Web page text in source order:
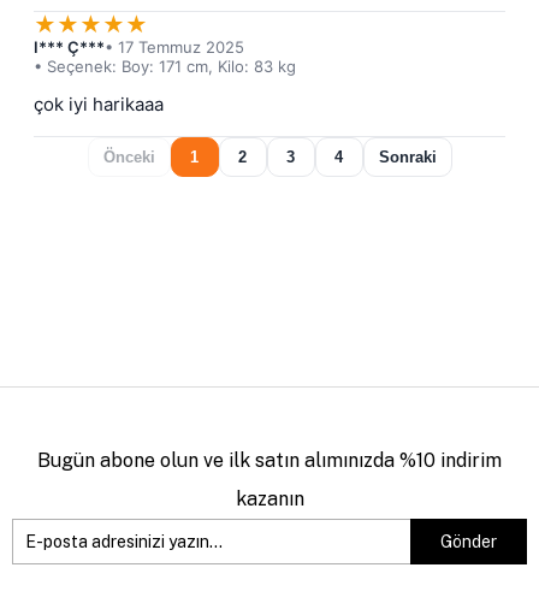
★★★★★
I*** Ç***• 17 Temmuz 2025
• Seçenek: Boy: 171 cm, Kilo: 83 kg
çok iyi harikaaa
Önceki 1 2 3 4 Sonraki
Bugün abone olun ve ilk satın alımınızda %10 indirim
kazanın
Gönder